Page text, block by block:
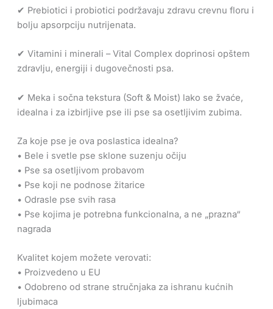
✔ Prebiotici i probiotici podržavaju zdravu crevnu floru i
bolju apsorpciju nutrijenata.
✔ Vitamini i minerali – Vital Complex doprinosi opštem
zdravlju, energiji i dugovečnosti psa.
✔ Meka i sočna tekstura (Soft & Moist) lako se žvaće,
idealna i za izbirljive pse ili pse sa osetljivim zubima.
Za koje pse je ova poslastica idealna?
• Bele i svetle pse sklone suzenju očiju
• Pse sa osetljivom probavom
• Pse koji ne podnose žitarice
• Odrasle pse svih rasa
• Pse kojima je potrebna funkcionalna, a ne „prazna“
nagrada
Kvalitet kojem možete verovati:
• Proizvedeno u EU
• Odobreno od strane stručnjaka za ishranu kućnih
ljubimaca